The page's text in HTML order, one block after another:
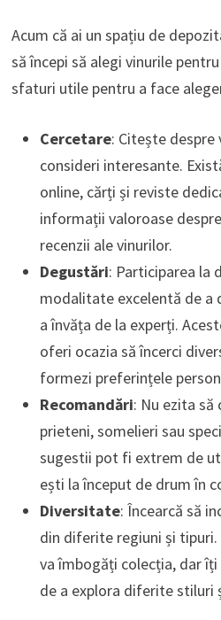
Acum că ai un spațiu de
să începi să alegi vinurile
sfaturi utile pentru a face
Cercetare: Citește despre
consideri interesante.
online, cărți și reviste
informații valoroase
recenzii ale vinurilor.
Degustări: Participarea la
modalitate excelentă de a
a învăța de la experți.
oferi ocazia să încerci
formezi preferințele
Recomandări: Nu ezita să
prieteni, somelieri sau
sugestii pot fi extrem de
ești la început de drum în
Diversitate: Încearcă să
din diferite regiuni și
va îmbogăți colecția, dar
de a explora diferite stiluri